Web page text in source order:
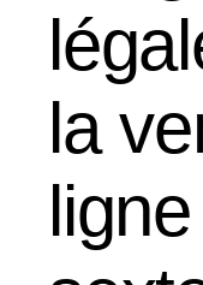
la